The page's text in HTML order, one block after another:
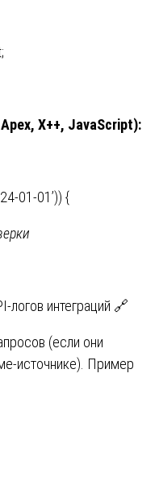
X++, JavaScript):
01-01’)) {
логов интеграций 🔗
(если они
источнике). Пример